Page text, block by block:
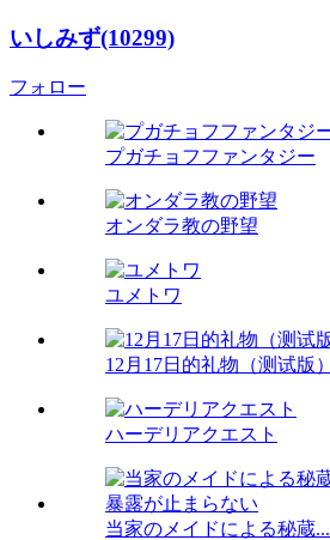
いしみず(10299)
フォロー
プガチョフファンタジー
オンダラ教の野望
ユメトワ
12月17日的礼物（测试版）
ハーデリアクエスト
当家のメイドによる秘蔵...